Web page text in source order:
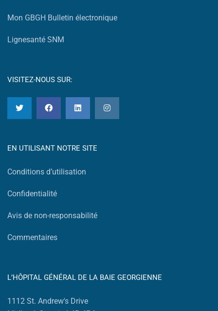
Mon GBGH Bulletin électronique
Lignesanté SNM
VISITEZ-NOUS SUR:
EN UTILISANT NOTRE SITE
Conditions d’utilisation
Confidentialité
Avis de non-responsabilité
Commentaires
L’HÔPITAL GÉNÉRAL DE LA BAIE GEORGIENNE
1112 St. Andrew's Drive